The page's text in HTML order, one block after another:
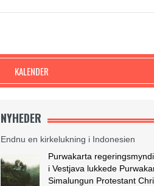
KALENDER
NYHEDER
Endnu en kirkelukning i Indonesien
Purwakarta
i Vestjava lukkede
Simalungun Protestant